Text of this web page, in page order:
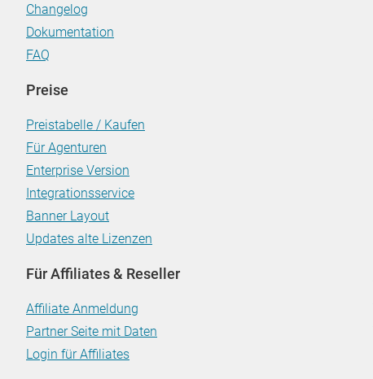
Changelog
Dokumentation
FAQ
Preise
Preistabelle / Kaufen
Für Agenturen
Enterprise Version
Integrationsservice
Banner Layout
Updates alte Lizenzen
Für Affiliates & Reseller
Affiliate Anmeldung
Partner Seite mit Daten
Login für Affiliates